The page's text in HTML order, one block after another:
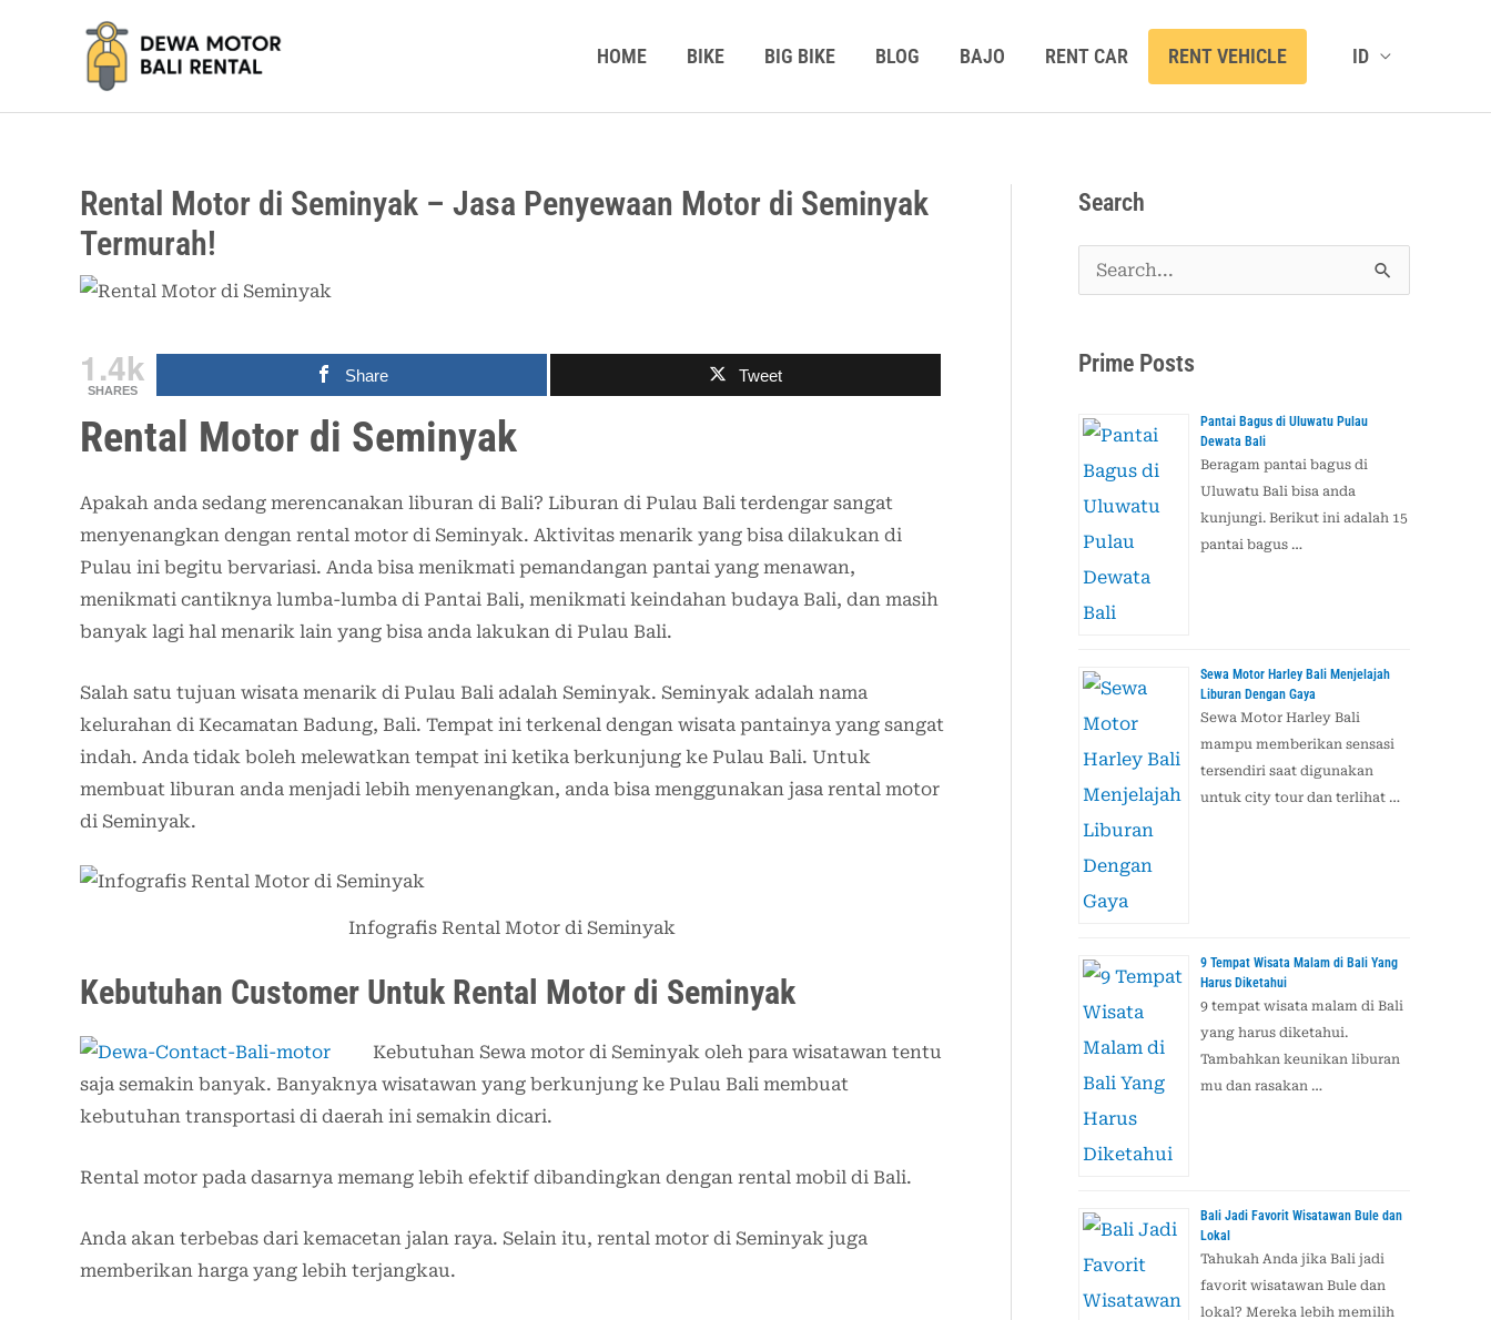
HOME BIKE BIG BIKE BLOG BAJO RENT CAR RENT VEHICLE ID
Rental Motor di Seminyak – Jasa Penyewaan Motor di Seminyak
Termurah!
1.4k
SHARES
Share Tweet
Rental Motor di Seminyak
Apakah anda sedang merencanakan liburan di Bali? Liburan di Pulau Bali terdengar sangat
menyenangkan dengan rental motor di Seminyak. Aktivitas menarik yang bisa dilakukan di
Pulau ini begitu bervariasi. Anda bisa menikmati pemandangan pantai yang menawan,
menikmati cantiknya lumba-lumba di Pantai Bali, menikmati keindahan budaya Bali, dan masih
banyak lagi hal menarik lain yang bisa anda lakukan di Pulau Bali.
Salah satu tujuan wisata menarik di Pulau Bali adalah Seminyak. Seminyak adalah nama
kelurahan di Kecamatan Badung, Bali. Tempat ini terkenal dengan wisata pantainya yang sangat
indah. Anda tidak boleh melewatkan tempat ini ketika berkunjung ke Pulau Bali. Untuk
membuat liburan anda menjadi lebih menyenangkan, anda bisa menggunakan jasa rental motor
di Seminyak.
Infografis Rental Motor di Seminyak
Kebutuhan Customer Untuk Rental Motor di Seminyak
Kebutuhan Sewa motor di Seminyak oleh para wisatawan tentu
saja semakin banyak. Banyaknya wisatawan yang berkunjung ke Pulau Bali membuat
kebutuhan transportasi di daerah ini semakin dicari.
Rental motor pada dasarnya memang lebih efektif dibandingkan dengan rental mobil di Bali.
Anda akan terbebas dari kemacetan jalan raya. Selain itu, rental motor di Seminyak juga
memberikan harga yang lebih terjangkau.
Search
u
Prime Posts
Pantai Bagus di Uluwatu Pulau
Dewata Bali
Beragam pantai bagus di
Uluwatu Bali bisa anda
kunjungi. Berikut ini adalah 15
pantai bagus …
Sewa Motor Harley Bali Menjelajah
Liburan Dengan Gaya
Sewa Motor Harley Bali
mampu memberikan sensasi
tersendiri saat digunakan
untuk city tour dan terlihat …
9 Tempat Wisata Malam di Bali Yang
Harus Diketahui
9 tempat wisata malam di Bali
yang harus diketahui.
Tambahkan keunikan liburan
mu dan rasakan …
Bali Jadi Favorit Wisatawan Bule dan
Lokal
Tahukah Anda jika Bali jadi
favorit wisatawan Bule dan
lokal? Mereka lebih memilih